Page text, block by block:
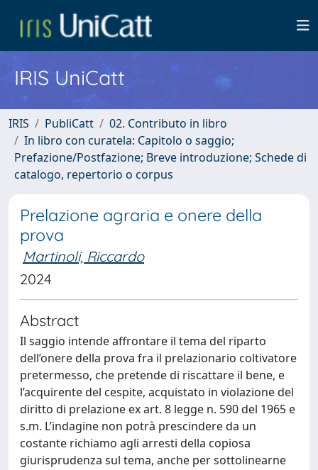
IRIS UniCatt
IRIS PubliCatt
02. Contributo in libro
In libro con curatela: Capitolo o saggio;
Prefazione/Postfazione; Breve introduzione; Schede di
catalogo, repertorio o corpus
Prelazione agraria e onere della
prova
Martinoli, Riccardo
2024
Abstract
Il saggio intende affrontare il tema del riparto
dell’onere della prova fra il prelazionario coltivatore
pretermesso, che pretende di riscattare il bene, e
l’acquirente del cespite, acquistato in violazione del
diritto di prelazione ex art. 8 legge n. 590 del 1965 e
s.m. L’indagine non potrà prescindere da un
costante richiamo agli arresti della copiosa
giurisprudenza sul tema, anche per sottolinearne